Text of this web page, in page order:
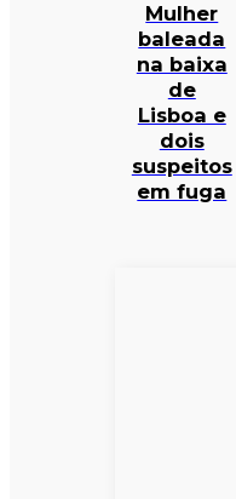
Mulher
baleada
na baixa
de
Lisboa e
dois
suspeitos
em fuga